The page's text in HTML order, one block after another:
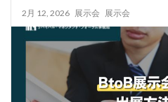
2月 12, 2026 展示会 展示会
総務
製造業 製造業
選び方
選定ポイント
顧客情報
分析方法
AIエージェント
オンライ